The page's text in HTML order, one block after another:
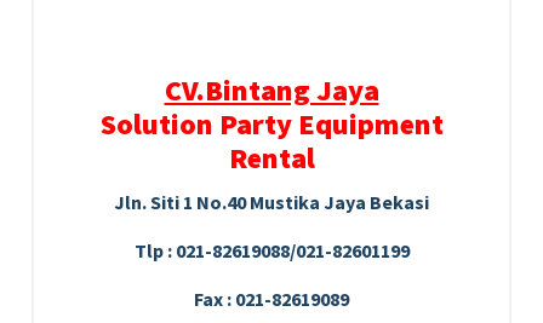
CV.Bintang Jaya
Solution Party Equipment
Rental
Jln. Siti 1 No.40 Mustika Jaya Bekasi
Tlp : 021-82619088/021-82601199
Fax : 021-82619089